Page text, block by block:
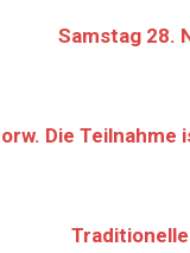
Samstag 28.
Die